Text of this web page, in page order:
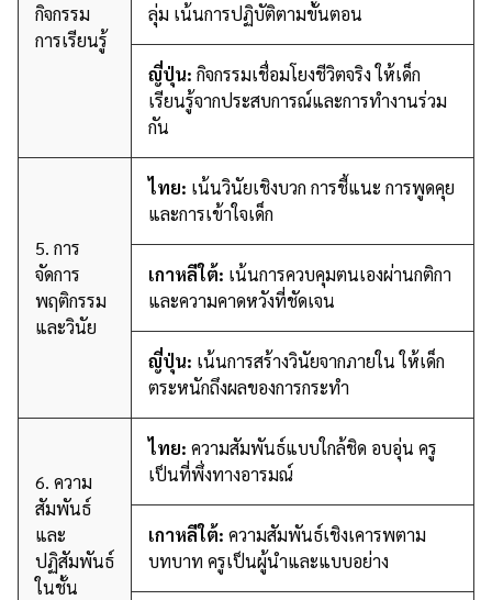
กิจกรรม
การเรียนรู้
ลุ่ม เน้นการปฏิบัติตามขั้นตอน
ญี่ปุ่น: กิจกรรมเชื่อมโยงชีวิตจริง ให้เด็ก
เรียนรู้จากประสบการณ์และการทำงานร่วม
กัน
5. การ
จัดการ
พฤติกรรม
และวินัย
ไทย: เน้นวินัยเชิงบวก การชี้แนะ การพูดคุย
และการเข้าใจเด็ก
เกาหลีใต้: เน้นการควบคุมตนเองผ่านกติกา
และความคาดหวังที่ชัดเจน
ญี่ปุ่น: เน้นการสร้างวินัยจากภายใน ให้เด็ก
ตระหนักถึงผลของการกระทำ
6. ความ
สัมพันธ์
และ
ปฏิสัมพันธ์
ในชั้น
ไทย: ความสัมพันธ์แบบใกล้ชิด อบอุ่น ครู
เป็นที่พึ่งทางอารมณ์
เกาหลีใต้: ความสัมพันธ์เชิงเคารพตาม
บทบาท ครูเป็นผู้นำและแบบอย่าง